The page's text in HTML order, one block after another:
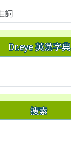
Dr.eye 英漢字典
搜索